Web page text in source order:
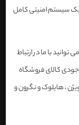
سیستم امنیتی کامل
با ما در ارتباط
کالای فروشگاه
، هایلوک و نگرون و